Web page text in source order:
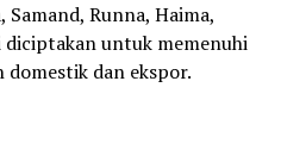
Runna, Haima,
untuk memenuhi
domestik dan ekspor.